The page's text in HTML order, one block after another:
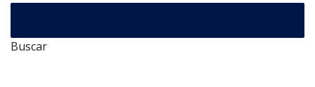
Buscar